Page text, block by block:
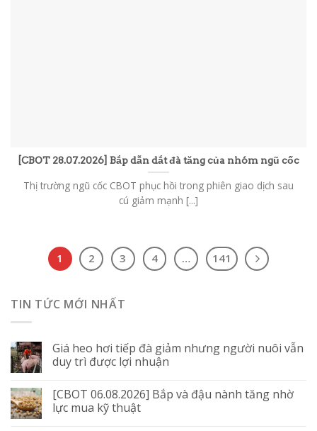
[CBOT 28.07.2026] Bắp dẫn dắt đà tăng của nhóm ngũ cốc
Thị trường ngũ cốc CBOT phục hồi trong phiên giao dịch sau
cú giảm mạnh [...]
1 2 3 4 … 141
TIN TỨC MỚI NHẤT
Giá heo hơi tiếp đà giảm nhưng người nuôi vẫn
duy trì được lợi nhuận
[CBOT 06.08.2026] Bắp và đậu nành tăng nhờ
lực mua kỹ thuật